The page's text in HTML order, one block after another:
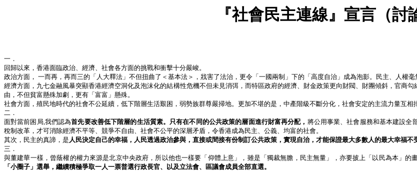
『社會民主連線』宣言（討
一．
回歸以來，香港面臨政治、經濟、社會各方面的挑戰和衝擊十分嚴峻。
政治方面， 一而再，再而三的「人大釋法」不但扭曲了＜基本法＞，戕害了法治，更令「一國兩制」下的「高度自治」成為泡影。民主、人權
經濟方面，九七金融風暴突顯香港經濟空洞化及泡沫化的結構性危機不但未見消弭，而特區政府的經濟、財金政策更向財閥、財團傾斜，官商
由，不但貧富懸殊加劇，更有「富富」懸殊。
社會方面，殖民地時代的社會不公延續，低下階層生活艱困，弱勢族群尊嚴掃地。更加不堪的是，中產階級不斷分化，社會安定的主流力量互相
二．
面對當前困局,我們認為首先要改善低下階層的生活質素。只有在不同的公共政策的層面進行財富再分配， 將公用事業、社會服務和基本建設全
稅制改革，才可消除經濟不平等、競爭不自由、社會不公平的深層矛盾，令香港成為民主、公義、均富的社會。
其次，民主的真諦，是人民決定自己的幸福，人民透過政治參與，直接或間接有份制訂公共政策，實現自治，才能保證最大多數人的最大幸福不
三．
與董建華一樣，曾蔭權的權力來源是北京中央政府，所以他也一樣要「仰體上意」，雖是「獨裁無膽，民主無量」，亦要披上「以民為本」
「小圈子」選舉，繼續積極爭取一人一票普選行政長官、以及立法會、區議會成員全部直選。